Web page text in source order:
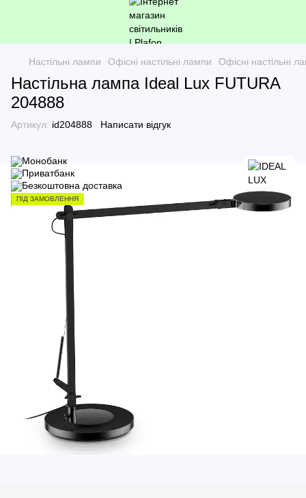
Настільні лампи Офісні настільні лампи Офісні настільні
Настільна лампа Ideal Lux FUTURA
204888
Артикул: id204888 Написати відгук
ПІД ЗАМОВЛЕННЯ